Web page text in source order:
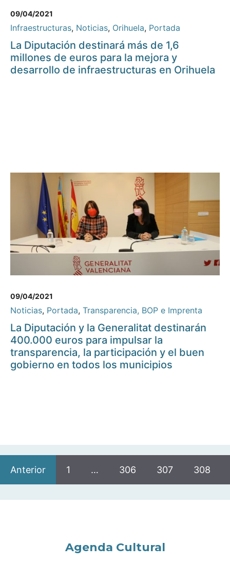
09/04/2021
Infraestructuras, Noticias, Orihuela, Portada
La Diputación destinará más de 1,6
millones de euros para la mejora y
desarrollo de infraestructuras en Orihuela
09/04/2021
Noticias, Portada, Transparencia, BOP e Imprenta
La Diputación y la Generalitat destinarán
400.000 euros para impulsar la
transparencia, la participación y el buen
gobierno en todos los municipios
Anterior 1 … 306 307 308
Agenda Cultural